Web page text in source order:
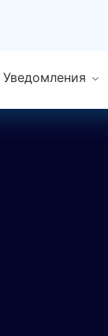
Уведомления